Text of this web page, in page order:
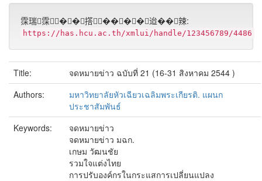
霂瑞霂��撘����迨��辣:
https://has.hcu.ac.th/xmlui/handle/123456789/4486
Title:
จดหมายข่าว ฉบับที่ 21 (16-31 สิงหาคม 2544 )
Authors:
มหาวิทยาลัยหัวเฉียวเฉลิมพระเกียรติ. แผนก
ประชาสัมพันธ์
Keywords:
จดหมายข่าว
จดหมายข่าว มฉก.
เกษม วัฒนชัย
รวมใจแต่งไทย
การปรับองค์กรในกระแสการเปลี่ยนแปลง